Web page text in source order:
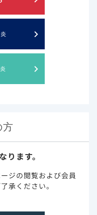
トはこちら
せん。
ご利用規約
方
ます。
ジの閲覧および会員
承ください。